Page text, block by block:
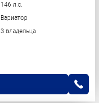
146 л.с.
Вариатор
3 владельца